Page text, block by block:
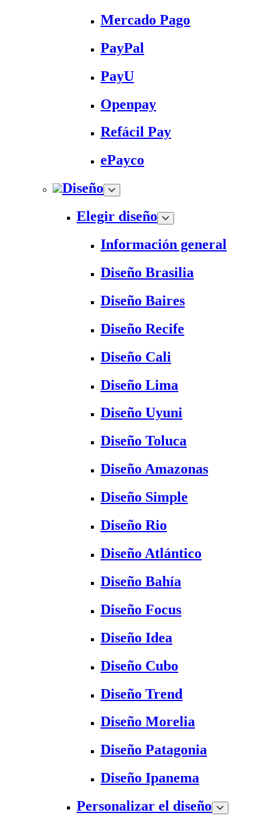
Mercado Pago
PayPal
PayU
Openpay
Refácil Pay
ePayco
Diseño
Elegir diseño
Información general
Diseño Brasilia
Diseño Baires
Diseño Recife
Diseño Cali
Diseño Lima
Diseño Uyuni
Diseño Toluca
Diseño Amazonas
Diseño Simple
Diseño Rio
Diseño Atlántico
Diseño Bahía
Diseño Focus
Diseño Idea
Diseño Cubo
Diseño Trend
Diseño Morelia
Diseño Patagonia
Diseño Ipanema
Personalizar el diseño